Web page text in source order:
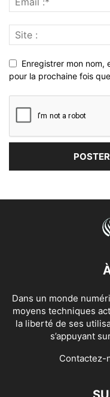
Enregistrer mon nom,
pour la prochaine fois
Dans un monde
moyens techniques
la liberté de ses
s’appuyant
Contactez-